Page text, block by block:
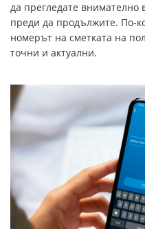
да прегледате внимателно
преди да продължите. По-
номерът на сметката на
точни и актуални.